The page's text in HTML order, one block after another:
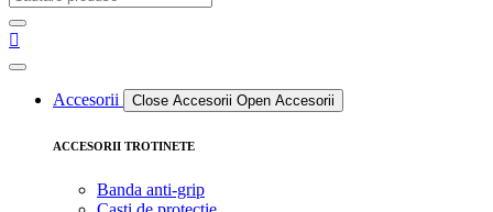
Accesorii Close Accesorii Open Accesorii
ACCESORII TROTINETE
Banda anti-grip